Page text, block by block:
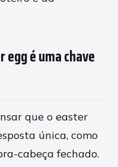
é uma chave
que o easter
única, como
cabeça fechado.